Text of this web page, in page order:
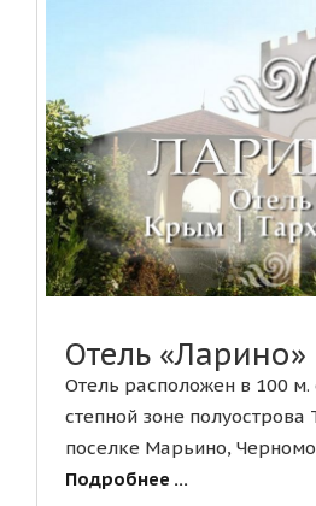
Отель «Ларино»
Отель расположен в 100 м.
степной зоне полуострова
поселке Марьино,
Подробнее ...